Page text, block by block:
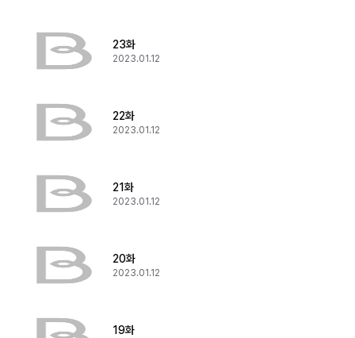
23화
2023.01.12
22화
2023.01.12
21화
2023.01.12
20화
2023.01.12
19화